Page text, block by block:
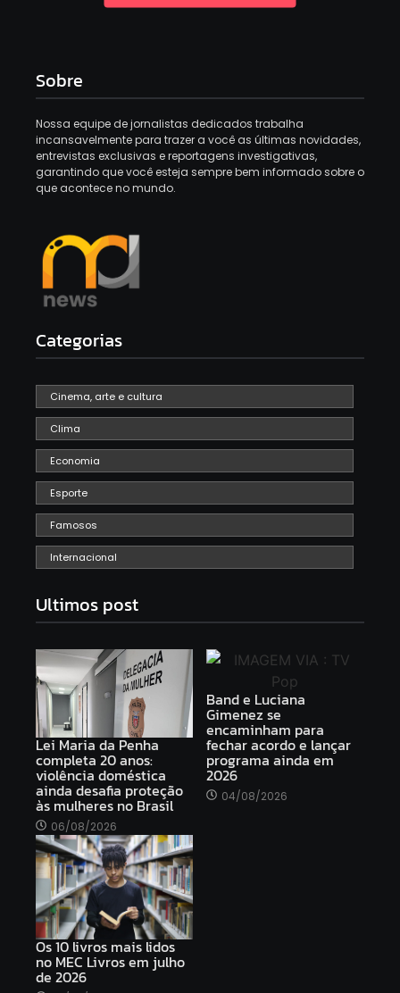
Sobre
Nossa equipe de jornalistas dedicados trabalha
incansavelmente para trazer a você as últimas novidades,
entrevistas exclusivas e reportagens investigativas,
garantindo que você esteja sempre bem informado sobre o
que acontece no mundo.
Categorias
Cinema, arte e cultura
Clima
Economia
Esporte
Famosos
Internacional
Ultimos post
Lei Maria da Penha
completa 20 anos:
violência doméstica
ainda desafia proteção
às mulheres no Brasil
06/08/2026
Band e Luciana
Gimenez se
encaminham para
fechar acordo e lançar
programa ainda em
2026
04/08/2026
Os 10 livros mais lidos
no MEC Livros em julho
de 2026